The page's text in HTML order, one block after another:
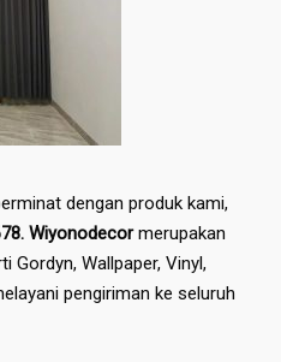
dengan produk kami,
Wiyonodecormerupakan
Gordyn, Wallpaper, Vinyl,
pengiriman ke seluruh